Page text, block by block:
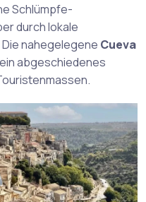
Schlümpfe-
durch lokale
nahegelegene Cueva
abgeschiedenes